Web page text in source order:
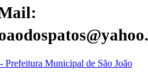
Prefeitura Municipal de São João